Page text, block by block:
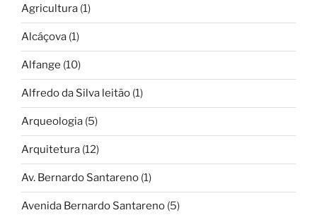
Agricultura (1)
Alcáçova (1)
Alfange (10)
Alfredo da Silva leitão (1)
Arqueologia (5)
Arquitetura (12)
Av. Bernardo Santareno (1)
Avenida Bernardo Santareno (5)